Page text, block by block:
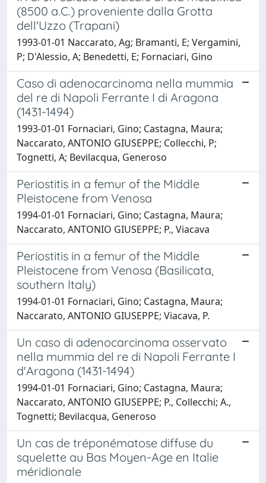
(8500 a.C.) proveniente dalla Grotta
dell'Uzzo (Trapani)
1993-01-01 Naccarato, Ag; Bramanti, E; Vergamini,
P; D'Alessio, A; Benedetti, E; Fornaciari, Gino
Caso di adenocarcinoma nella mummia
del re di Napoli Ferrante I di Aragona
(1431-1494)
1993-01-01 Fornaciari, Gino; Castagna, Maura;
Naccarato, ANTONIO GIUSEPPE; Collecchi, P;
Tognetti, A; Bevilacqua, Generoso
Periostitis in a femur of the Middle
Pleistocene from Venosa
1994-01-01 Fornaciari, Gino; Castagna, Maura;
Naccarato, ANTONIO GIUSEPPE; P., Viacava
Periostitis in a femur of the Middle
Pleistocene from Venosa (Basilicata,
southern Italy)
1994-01-01 Fornaciari, Gino; Castagna, Maura;
Naccarato, ANTONIO GIUSEPPE; Viacava, P.
Un caso di adenocarcinoma osservato
nella mummia del re di Napoli Ferrante I
d'Aragona (1431-1494)
1994-01-01 Fornaciari, Gino; Castagna, Maura;
Naccarato, ANTONIO GIUSEPPE; P., Collecchi; A.,
Tognetti; Bevilacqua, Generoso
Un cas de tréponématose diffuse du
squelette au Bas Moyen-Age en Italie
méridionale